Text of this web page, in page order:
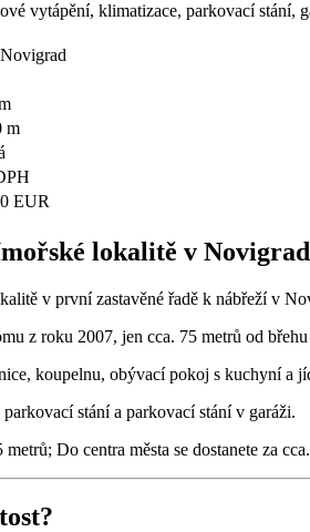
vytápění, klimatizace, parkovací stání,
m
EUR
lokalitě v
v první zastavěné řadě k nábřeží v
z roku 2007, jen cca. 75 metrů od břehu
koupelnu, obývací pokoj s kuchyní a
stání a parkovací stání v garáži.
Do centra města se dostanete za